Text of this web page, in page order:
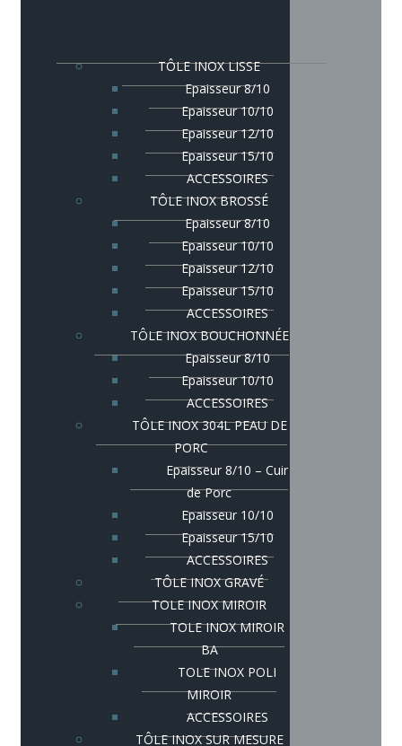
TÔLE INOX LISSE
Epaisseur 8/10
Epaisseur 10/10
Epaisseur 12/10
Epaisseur 15/10
ACCESSOIRES
TÔLE INOX BROSSÉ
Epaisseur 8/10
Epaisseur 10/10
Epaisseur 12/10
Epaisseur 15/10
ACCESSOIRES
TÔLE INOX BOUCHONNÉE
Epaisseur 8/10
Epaisseur 10/10
ACCESSOIRES
TÔLE INOX 304L PEAU DE
PORC
Epaisseur 8/10 – Cuir
de Porc
Epaisseur 10/10
Epaisseur 15/10
ACCESSOIRES
TÔLE INOX GRAVÉ
TOLE INOX MIROIR
TOLE INOX MIROIR
BA
TOLE INOX POLI
MIROIR
ACCESSOIRES
TÔLE INOX SUR MESURE